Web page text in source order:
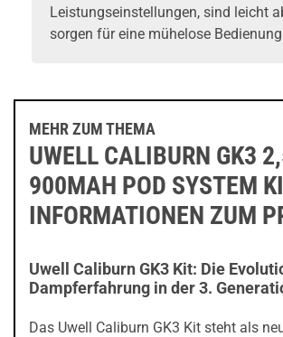
Leistungseinstellungen, sind leicht
sorgen für eine mühelose
MEHR ZUM THEMA
UWELL CALIBURN GK3
900MAH POD SYSTEM
INFORMATIONEN ZUM
Uwell Caliburn GK3 Kit: Die
Dampferfahrung in der 3.
Das Uwell Caliburn GK3 Kit steht als